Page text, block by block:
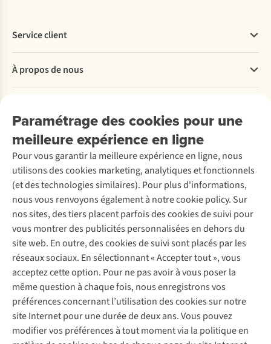
Paramétrage des cookies pour une
meilleure expérience en ligne
Pour vous garantir la meilleure expérience en ligne, nous
utilisons des cookies marketing, analytiques et fonctionnels
(et des technologies similaires). Pour plus d'informations,
nous vous renvoyons également à notre cookie policy. Sur
nos sites, des tiers placent parfois des cookies de suivi pour
vous montrer des publicités personnalisées en dehors du
site web. En outre, des cookies de suivi sont placés par les
réseaux sociaux. En sélectionnant « Accepter tout », vous
acceptez cette option. Pour ne pas avoir à vous poser la
même question à chaque fois, nous enregistrons vos
préférences concernant l’utilisation des cookies sur notre
site Internet pour une durée de deux ans. Vous pouvez
modifier vos préférences à tout moment via la politique en
Service client
Commander
Payer
Retourner
Rétractation d'une commande
Entretien & réparations
Garantie
Contactez-nous
À propos de nous
Entreprise responsable
À propos d’Ayacucho
Nos magasins
À propos d’A.S.Adventure
Déclaration d'accessibilité
Location / Location sports d’hiver
Seconde-main
Entretien de ski
Service de lavage
Entretien de chaussures
Réparation de chaussures
Réparation de vêtements
Retouches
Pour les entreprises
Découvrez
A.S.Magazine
Explore Camp
Expertise & conseils
Abonnez-vous à la newsletter
Suivez-nous
Mentions légales Politique de confidentialité